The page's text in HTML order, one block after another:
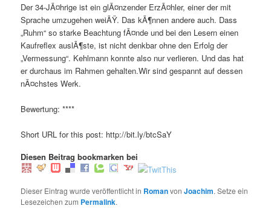
Der 34-JÃ¤hrige ist ein glÃ¤nzender ErzÃ¤hler, einer der mit
Sprache umzugehen weiÃŸ. Das kÃ¶nnen andere auch. Dass
„Ruhm“ so starke Beachtung fÃ¤nde und bei den Lesern einen
Kaufreflex auslÃ¶ste, ist nicht denkbar ohne den Erfolg der
„Vermessung“. Kehlmann konnte also nur verlieren. Und das hat
er durchaus im Rahmen gehalten.Wir sind gespannt auf dessen
nÃ¤chstes Werk.
Bewertung: ****
Short URL for this post: http://bit.ly/btcSaY
Diesen Beitrag bookmarken bei
Dieser Eintrag wurde veröffentlicht in RomanvonJoachim. Setze ein
Lesezeichen zum Permalink.